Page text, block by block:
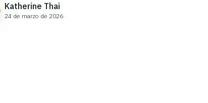
Katherine Thai
24 de marzo de 2026